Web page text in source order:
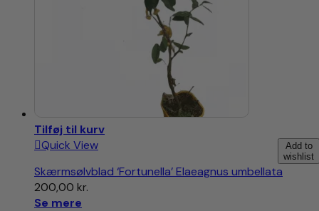
Tilføj til kurv
Add to
wishlist
Quick View
Skærmsølvblad ‘Fortunella’ Elaeagnus umbellata
200,00 kr.
Se mere